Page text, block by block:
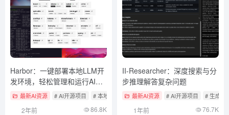
Harbor：一键部署本地LLM开
发环境，轻松管理和运行AI服
务的容器化工具集
最新AI资源 # AI开源项目 # 本地部署开源大模型工具
2年前 86.8K
II-Researcher：深度搜索与分
步推理解答复杂问题
最新AI资源 # AI开源项目 # 生成深
1年前 76.7K